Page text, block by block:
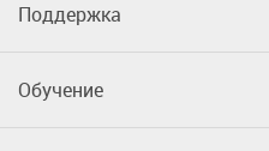
Поддержка
Обучение